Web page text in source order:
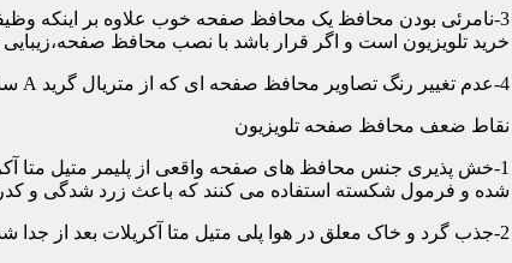
3-نامرئی بودن محافظ یک محافظ صفحه خوب علاوه بر اینکه
خرید تلویزیون است و اگر قرار باشد با نصب محافظ
4-عدم تغییر رنگ تصاویر محافظ صفحه ای که از متریال گرید A ساخته شده باشد در رنگ ها کوچکترین دخالتی از خود نشان نمی دهد و شما می توانید با خیالی آسوده از تصاویر و رنگهای اورجینال لذت ببرید.
نقاط ضعف محافظ صفحه تلویزیون
1-خش پذیری جنس محافظ های صفحه واقعی از پلیمر متیل متا
شده و فرمول شکسته استفاده می کنند که باعث زرد شدگی و کدر
2-جذب گرد و خاک معلق در هوا پلی متیل متا آکریلات بعد از جدا شدن کاور دارای الکتریسیته ساکن می شود و جاذب گرد و خاک؛ که به مرور زمان این حالت کم و کمتر می شود.